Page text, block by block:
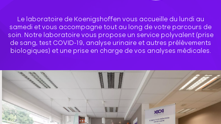
Le laboratoire de Koenigshoffen vous accueille du lundi au
samedi et vous accompagne tout au long de votre parcours de
soin. Notre laboratoire vous propose un service polyvalent (prise
de sang, test COVID-19, analyse urinaire et autres prélèvements
biologiques) et une prise en charge de vos analyses médicales.